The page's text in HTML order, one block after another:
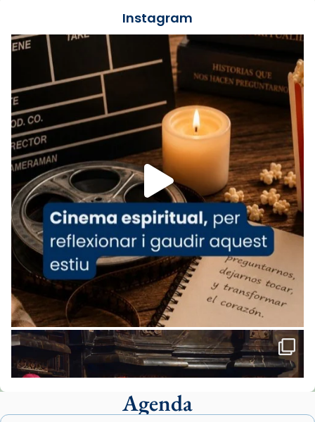
Recupera l'entrevista comp
Vatican
tican News 👇
www.vaticannews.va/es/iglesia/news/2026-
07/carmina-historia-depresion-papa-viaje-
espana-testimoni...
Foto
View on Facebook · Share
Arquebisbat de Barcelona
1 week ago
«Avui les santes Juliana i Semproniana ens
ajuden a alçar la mirada»
Mons. Sergi Gordo, bisbe de Tortosa, ha
presidit aquest 27 de juliol la missa de Les
Santes de Mataró.
🔗tinyurl.com/cvu5jmbk
📸 J. Merino
Instagram
Agenda